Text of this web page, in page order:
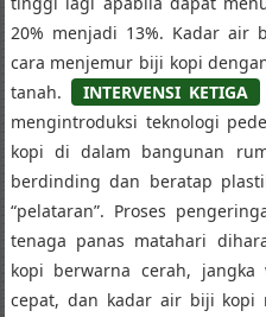
20% menjadi 13%. Kadar air
cara menjemur biji kopi
tanah.
INTERVENSI KETIGA
mengintroduksi teknologi
kopi di dalam bangunan
berdinding dan beratap
“pelataran”. Proses
tenaga panas matahari
kopi berwarna cerah,
cepat, dan kadar air biji kopi